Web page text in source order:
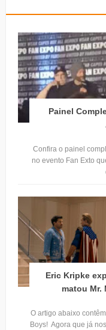
Painel
Confira o painel
no evento Fan Exto
Eric Kripke
matou Mr.
O artigo abaixo
Boys! Agora que já